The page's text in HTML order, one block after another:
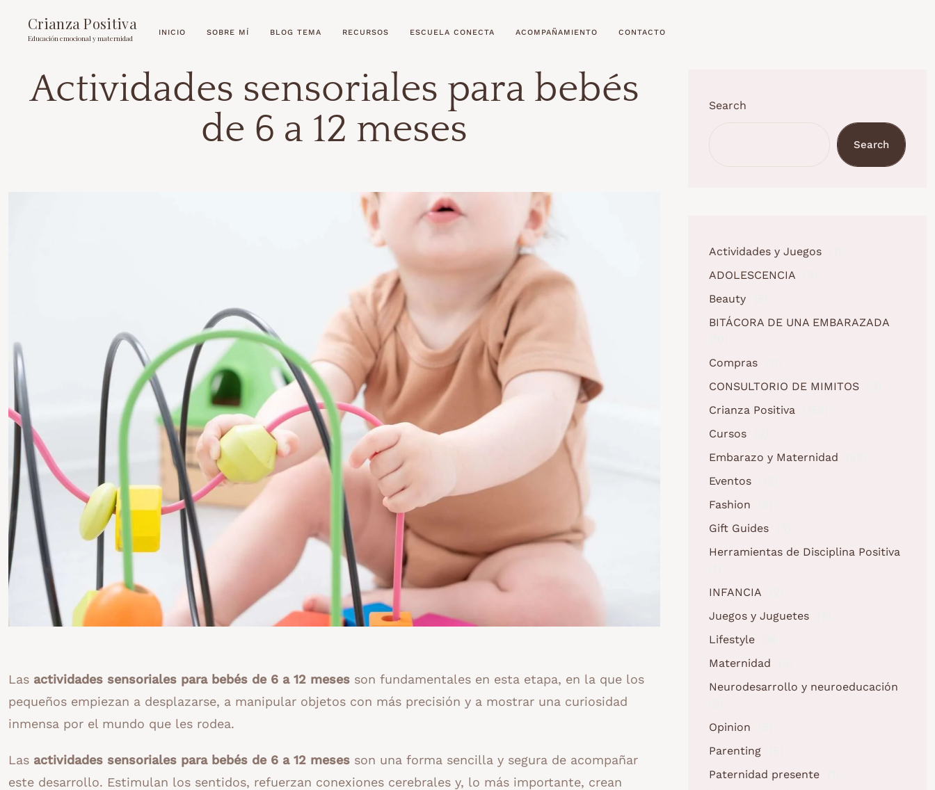
Crianza Positiva
Educación emocional y maternidad
INICIO SOBRE MÍ BLOG TEMA RECURSOS ESCUELA CONECTA ACOMPAÑAMIENTO CONTACTO
Actividades sensoriales para bebés
de 6 a 12 meses
Las actividades sensoriales para bebés de 6 a 12 meses son fundamentales en esta etapa, en la que los
pequeños empiezan a desplazarse, a manipular objetos con más precisión y a mostrar una curiosidad
inmensa por el mundo que les rodea.
Las actividades sensoriales para bebés de 6 a 12 meses son una forma sencilla y segura de acompañar
este desarrollo. Estimulan los sentidos, refuerzan conexiones cerebrales y, lo más importante, crean
Search
Search
Actividades y Juegos
ADOLESCENCIA
Beauty
BITÁCORA DE UNA EMBARAZADA
Compras
CONSULTORIO DE MIMITOS
Crianza Positiva
Cursos
Embarazo y Maternidad
Eventos
Fashion
Gift Guides
Herramientas de Disciplina Positiva
INFANCIA
Juegos y Juguetes
Lifestyle
Maternidad
Neurodesarrollo y neuroeducación
Opinion
Parenting
Paternidad presente